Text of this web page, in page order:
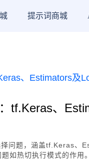
提示词商城
tf.Keras、
问题，涵盖tf.Keras、
如热切执行模式的作用。